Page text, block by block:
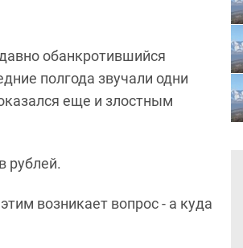
обанкротившийся
полгода звучали одни
еще и злостным
рублей.
возникает вопрос - а куда